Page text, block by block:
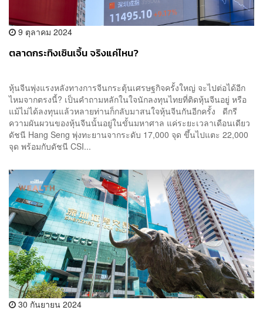
9 ตุลาคม 2024
ตลาดกระทิงเซินเจิ้น จริงแค่ไหน?
หุ้นจีนพุ่งแรงหลังทางการจีนกระตุ้นเศรษฐกิจครั้งใหญ่ จะไปต่อได้อีก
ไหมจากตรงนี้? เป็นคำถามหลักในใจนักลงทุนไทยที่ติดหุ้นจีนอยู่ หรือ
แม้ไม่ได้ลงทุนแล้วหลายท่านก็กลับมาสนใจหุ้นจีนกันอีกครั้ง ดีกรี
ความผันผวนของหุ้นจีนนั้นอยู่ในขั้นมหาศาล แค่ระยะเวลาเดือนเดียว
ดัชนี Hang Seng พุ่งทะยานจากระดับ 17,000 จุด ขึ้นไปแตะ 22,000
จุด พร้อมกับดัชนี CSI...
30 กันยายน 2024